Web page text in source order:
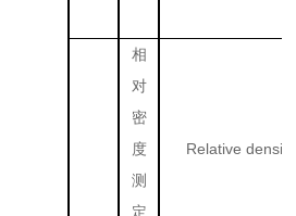
相
对
密
度
测
定
Relative density